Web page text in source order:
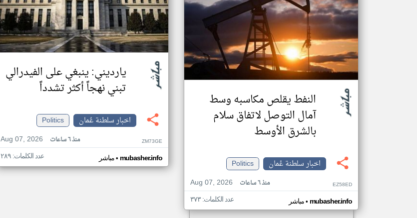
النفط يقلص مكاسبه وسط
آمال التوصل لاتفاق سلام
بالشرق الأوسط
اخبار سلطنة عُمان
Politics
Aug 07, 2026
منذ ٦ ساعات EZ58ED
مباشر• mubasher.info عدد الكلمات: ٣٧٣
يارديني: ينبغي على الفيدرالي
تبني نهجاً أكثر تشدداً
اخبار سلطنة عُمان
Politics
Aug 07, 2026
منذ ٦ ساعات ZM73GE
مباشر• mubasher.info عدد الكلمات: ٢٨٩